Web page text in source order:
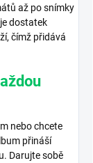
až po snímky
dostatek
čímž přidává
nebo chcete
přináší
Darujte sobě